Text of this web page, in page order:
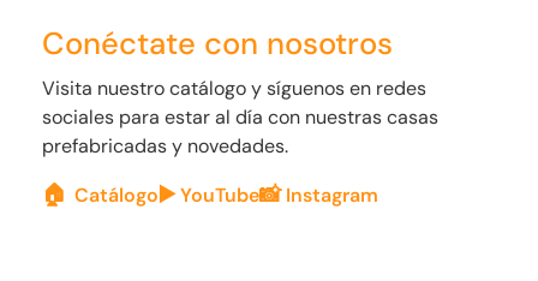
Conéctate con nosotros
Visita nuestro catálogo y síguenos en redes
sociales para estar al día con nuestras casas
prefabricadas y novedades.
🏠 Catálogo▶️YouTube📸 Instagram